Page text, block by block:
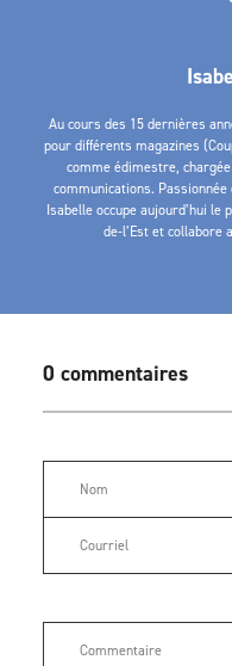
Au cours des 15 dernières
pour différents magazines
comme édimestre,
communications.
Isabelle occupe aujourd’hui
de-l’Est et collabore
0 commentaires